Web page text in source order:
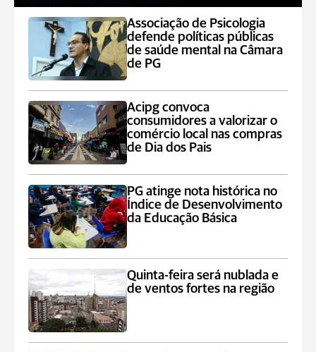
Associação de Psicologia
defende políticas públicas
de saúde mental na Câmara
de PG
Acipg convoca
consumidores a valorizar o
comércio local nas compras
de Dia dos Pais
PG atinge nota histórica no
Índice de Desenvolvimento
da Educação Básica
Quinta-feira será nublada e
de ventos fortes na região